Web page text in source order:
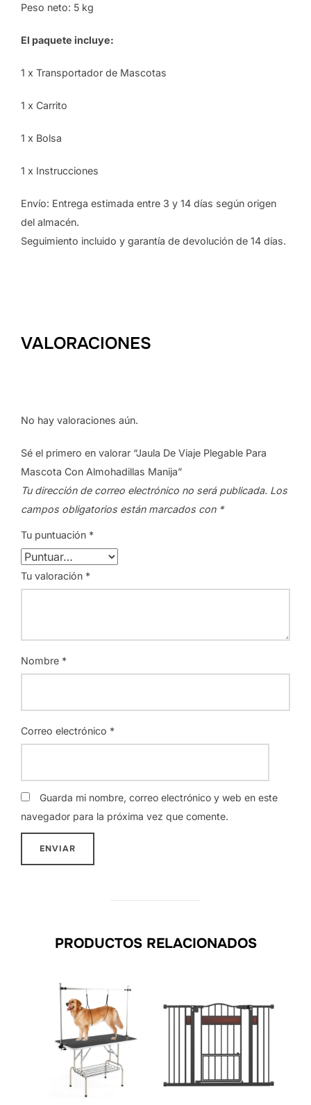
Peso neto: 5 kg
El paquete incluye:
1 x Transportador de Mascotas
1 x Carrito
1 x Bolsa
1 x Instrucciones
Envío: Entrega estimada entre 3 y 14 días según origen
del almacén.
Seguimiento incluido y garantía de devolución de 14 días.
VALORACIONES
No hay valoraciones aún.
Sé el primero en valorar “Jaula De Viaje Plegable Para
Mascota Con Almohadillas Manija”
Tu dirección de correo electrónico no será publicada. Los
campos obligatorios están marcados con *
Tu puntuación *
Tu valoración *
Nombre *
Correo electrónico *
Guarda mi nombre, correo electrónico y web en este
navegador para la próxima vez que comente.
PRODUCTOS RELACIONADOS